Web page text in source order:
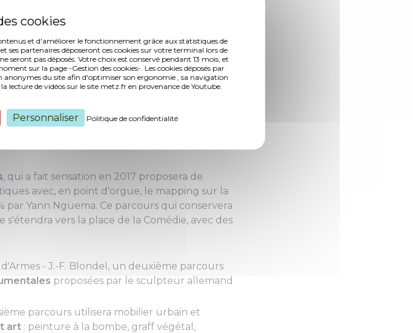
et d'améliorer le fonctionnement grâce aux statistiques de
ses partenaires déposeront ces cookies sur votre terminal lors de
seront pas déposés. Votre choix est conservé pendant 13 mois, et
sur la page -Gestion des cookies-. Les cookies déposés par
du site afin d'optimiser son ergonomie , sa navigation
lecture de vidéos sur le site metz.fr en provenance de Youtube.
Personnaliser Politique de confidentialité
et innovante, active et fédératrice,
Constellations de Metz sera évidemment
en cours d'élaboration, Hacène Lekadir a
Pierres numériques, de la colline Sainte-
artistiques et patrimoniaux
, qui a fait sensation en 2017 proposera de
avec, en point d'orgue, le mapping sur la
Yann Nguema. Ce parcours qui conservera
vers la place de la Comédie, avec des
- J.-F. Blondel, un deuxième parcours
proposées par le sculpteur allemand
parcours utilisera mobilier urbain et
art : peinture à la bombe, graff végétal,